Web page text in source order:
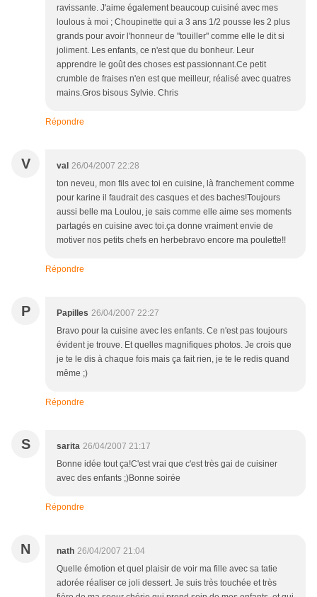
ravissante. J'aime également beaucoup cuisiné avec mes
loulous à moi ; Choupinette qui a 3 ans 1/2 pousse les 2 plus
grands pour avoir l'honneur de "touiller" comme elle le dit si
joliment. Les enfants, ce n'est que du bonheur. Leur
apprendre le goût des choses est passionnant.Ce petit
crumble de fraises n'en est que meilleur, réalisé avec quatres
mains.Gros bisous Sylvie. Chris
Répondre
V val 26/04/2007 22:28
ton neveu, mon fils avec toi en cuisine, là franchement comme
pour karine il faudrait des casques et des baches!Toujours
aussi belle ma Loulou, je sais comme elle aime ses moments
partagés en cuisine avec toi.ça donne vraiment envie de
motiver nos petits chefs en herbebravo encore ma poulette!!
Répondre
P Papilles 26/04/2007 22:27
Bravo pour la cuisine avec les enfants. Ce n'est pas toujours
évident je trouve. Et quelles magnifiques photos. Je crois que
je te le dis à chaque fois mais ça fait rien, je te le redis quand
même ;)
Répondre
S sarita 26/04/2007 21:17
Bonne idée tout ça!C'est vrai que c'est très gai de cuisiner
avec des enfants ;)Bonne soirée
Répondre
N nath 26/04/2007 21:04
Quelle émotion et quel plaisir de voir ma fille avec sa tatie
adorée réaliser ce joli dessert. Je suis très touchée et très